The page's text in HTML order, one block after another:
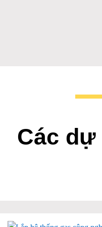
Các dự